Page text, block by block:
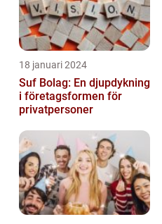
18 januari 2024
Suf Bolag: En djupdykning
i företagsformen för
privatpersoner